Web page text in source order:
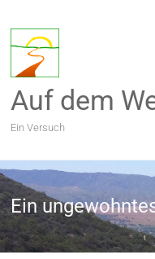
Inhalt
springen
Auf dem
Ein Versuch
Ein